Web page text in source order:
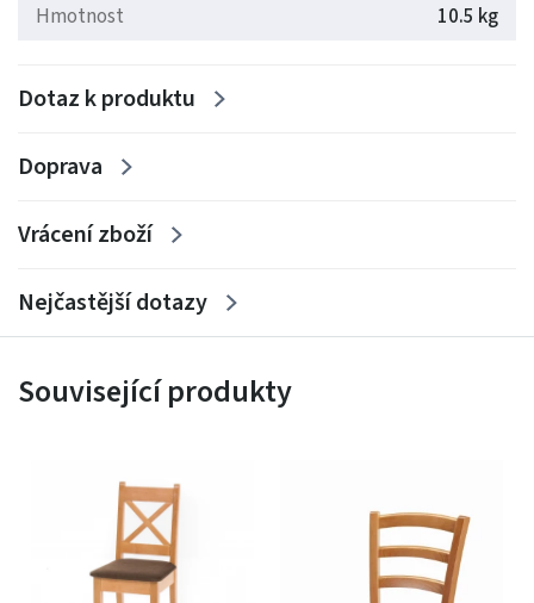
Hmotnost
10.5 kg
Dotaz k produktu
Doprava
Vrácení zboží
Nejčastější dotazy
Související produkty